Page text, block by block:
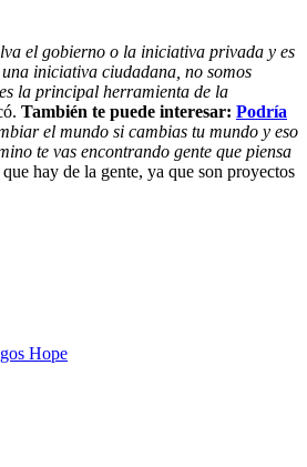
el gobierno o la iniciativa privada y es
una iniciativa ciudadana, no somos
la principal herramienta de la
También te puede interesar: Podría
el mundo si cambias tu mundo y eso
te vas encontrando gente que piensa
hay de la gente, ya que son proyectos
Hope